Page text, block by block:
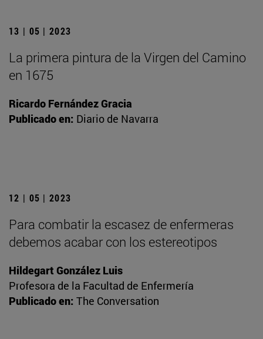
13 | 05 | 2023
La primera pintura de la Virgen del Camino
en 1675
Ricardo Fernández Gracia
Publicado en: Diario de Navarra
12 | 05 | 2023
Para combatir la escasez de enfermeras
debemos acabar con los estereotipos
Hildegart González Luis
Profesora de la Facultad de Enfermería
Publicado en: The Conversation